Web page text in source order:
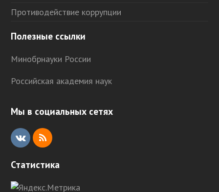
Противодействие коррупции
Полезные ссылки
Минобрнауки России
Российская академия наук
Мы в социальных сетях
V
R
Статистика